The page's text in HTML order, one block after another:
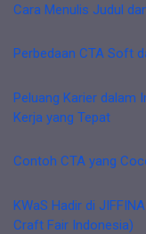
Cara Menulis Judul
Perbedaan CTA Soft
Peluang Karier dalam
Kerja yang Tepat
Contoh CTA yang
KWaS Hadir di
Craft Fair Indonesia)